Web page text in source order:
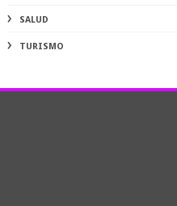
SALUD
TURISMO